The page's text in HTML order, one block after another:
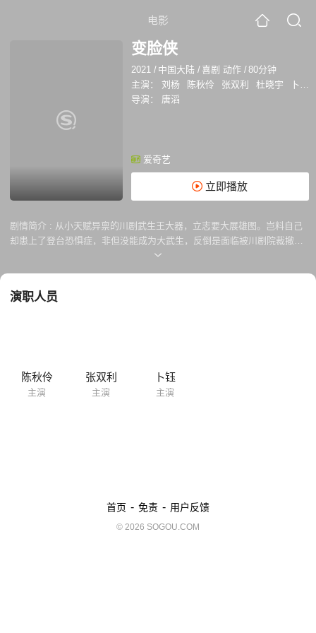
电影
变脸侠
2021 / 中国大陆 /喜剧 动作 /80分钟
主演：
刘杨 陈秋伶 张双利 杜晓宇 卜钰
导演：
唐滔
爱奇艺
立即播放
剧情简介 : 从小天赋异禀的川剧武生王大器，立志要大展雄图。岂料自己
却患上了登台恐惧症，非但没能成为大武生，反倒是面临被川剧院裁撤的
危机。正当他无用武之地时，一次不经意的见义勇为为他打开了新大门。
一身武艺用于见义勇为 从此走上了行侠仗义的英雄之路。
演职人员
陈秋伶
主演
张双利
主演
卜钰
主演
首页 - 免责 - 用户反馈
© 2026 SOGOU.COM